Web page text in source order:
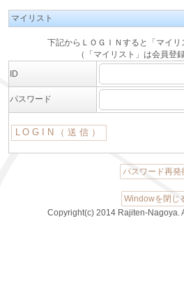
マイリスト
下記からＬＯＧＩＮすると「マイ
（「マイリスト」は会員登
ID
パスワード
パスワード再発
Windowを閉じ
Copyright(c) 2014 Rajiten-Nagoya.